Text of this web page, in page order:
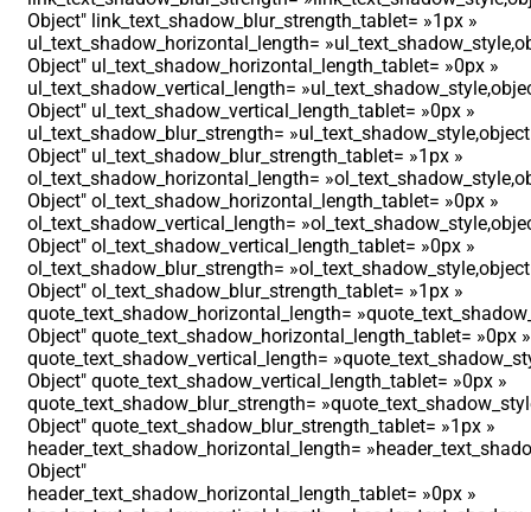
Object″ link_text_shadow_blur_strength_tablet= »1px »
ul_text_shadow_horizontal_length=
Object″ ul_text_shadow_horizontal_length_tablet= »0px »
ul_text_shadow_vertical_length=
Object″ ul_text_shadow_vertical_length_tablet= »0px »
ul_text_shadow_blur_strength= »ul_text_shadow_style,object
Object″ ul_text_shadow_blur_strength_tablet= »1px »
ol_text_shadow_horizontal_length=
Object″ ol_text_shadow_horizontal_length_tablet= »0px »
ol_text_shadow_vertical_length=
Object″ ol_text_shadow_vertical_length_tablet= »0px »
ol_text_shadow_blur_strength= »ol_text_shadow_style,object
Object″ ol_text_shadow_blur_strength_tablet= »1px »
quote_text_shadow_horizontal_length=
Object″ quote_text_shadow_horizontal_length_tablet= »0px »
quote_text_shadow_vertical_length=
Object″ quote_text_shadow_vertical_length_tablet= »0px »
quote_text_shadow_blur_strength=
Object″ quote_text_shadow_blur_strength_tablet= »1px »
header_text_shadow_horizontal_length=
Object″
header_text_shadow_horizontal_length_tablet= »0px »